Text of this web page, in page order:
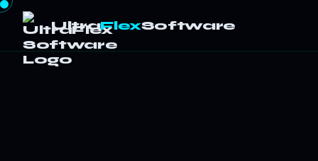
UltraFlexSoftware